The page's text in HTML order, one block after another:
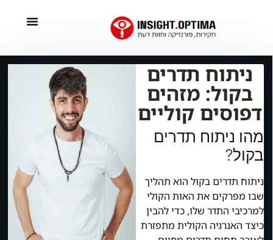
ניתוח תדרים
בקול: מזהים
דפוסים קוליים
מהו ניתוח תדרים
בקול?
ניתוח תדרים בקול הוא תהליך
שבו מפרקים את האות הקולי
למרכיבי התדר שלו, כדי להבין
כיצד האנרגיה הקולית מתפזרת